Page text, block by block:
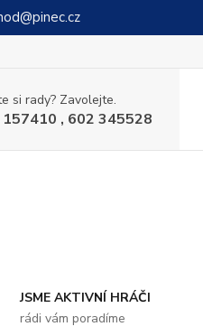
si rady? Zavolejte.
, 602 345528
JSME AKTIVNÍ HRÁČI
rádi vám poradíme